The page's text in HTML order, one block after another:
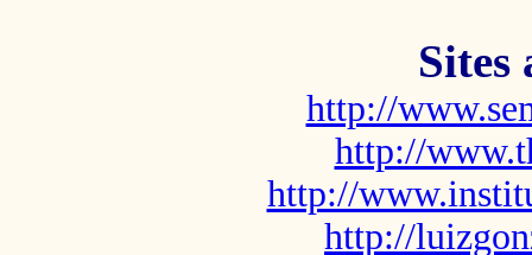
Sites
http://
http://
http://
http://